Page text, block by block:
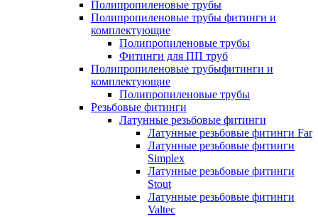
Полипропиленовые трубы
Полипропиленовые трубы фитинги и
комплектующие
Полипропиленовые трубы
Фитинги для ПП труб
Полипропиленовые трубыфитинги и
комплектующие
Полипропиленовые трубы
Резьбовые фитинги
Латунные резьбовые фитинги
Латунные резьбовые фитинги Far
Латунные резьбовые фитинги
Simplex
Латунные резьбовые фитинги
Stout
Латунные резьбовые фитинги
Valtec